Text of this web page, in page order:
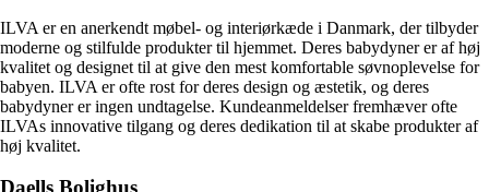
ILVA er en anerkendt møbel- og interiørkæde i Danmark, der tilbyder
moderne og stilfulde produkter til hjemmet. Deres babydyner er af høj
kvalitet og designet til at give den mest komfortable søvnoplevelse for
babyen. ILVA er ofte rost for deres design og æstetik, og deres
babydyner er ingen undtagelse. Kundeanmeldelser fremhæver ofte
ILVAs innovative tilgang og deres dedikation til at skabe produkter af
høj kvalitet.